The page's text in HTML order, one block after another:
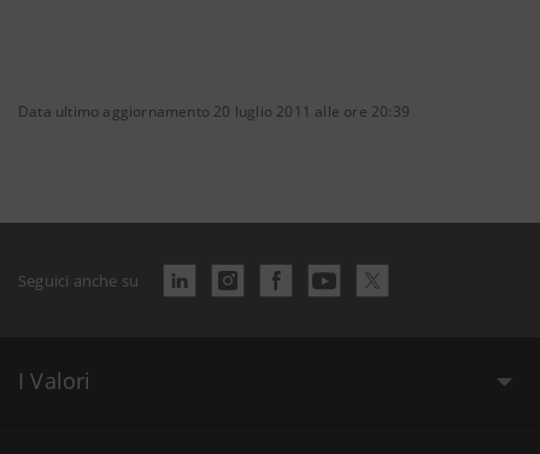
Data ultimo aggiornamento 20 luglio 2011 alle ore 20:39
Seguici anche su
I Valori